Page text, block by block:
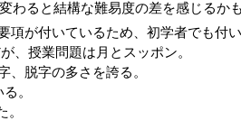
わると結構な難易度の差を感じるか
項が付いているため、初学者でも付い
、授業問題は月とスッポン。
、脱字の多さを誇る。
。